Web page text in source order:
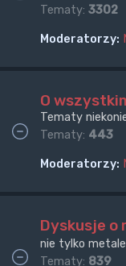
Tematy: 3302
Moderatorzy:
O
Tematy
Tematy: 443
Moderatorzy:
Dyskusje o
nie tylko
Tematy: 839